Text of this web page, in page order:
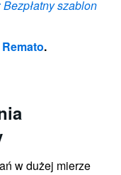
szablon
.
w dużej mierze